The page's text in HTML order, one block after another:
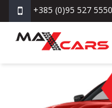
+385 (0)95 527 5550